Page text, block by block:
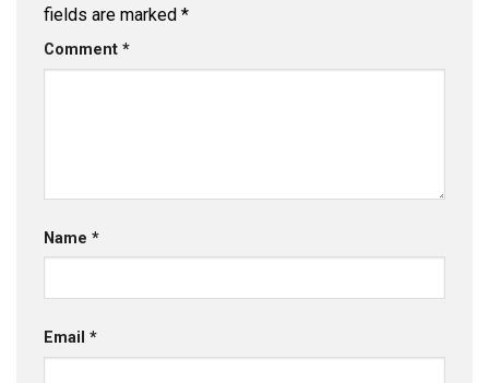
fields are marked *
Comment *
Name *
Email *